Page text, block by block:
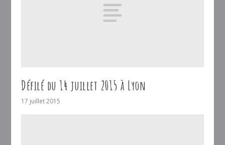
Défilé du 14 juillet 2015 à Lyon
17 juillet 2015